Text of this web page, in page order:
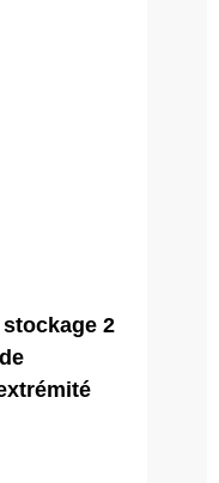
2